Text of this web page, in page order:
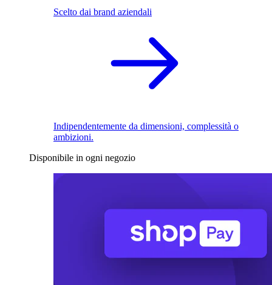
Scelto dai brand aziendali
Indipendentemente da dimensioni, complessità o
ambizioni.
Disponibile in ogni negozio